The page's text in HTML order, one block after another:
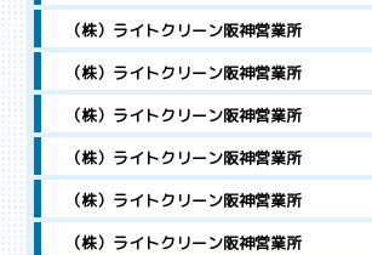
（株）ライトクリーン阪神営業所
（株）ライトクリーン阪神営業所
（株）ライトクリーン阪神営業所
（株）ライトクリーン阪神営業所
（株）ライトクリーン阪神営業所
（株）ライトクリーン阪神営業所